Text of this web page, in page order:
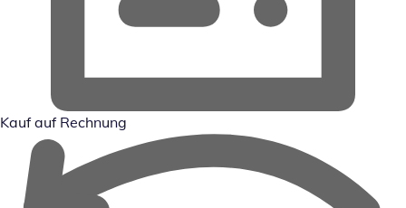
Kauf auf Rechnung